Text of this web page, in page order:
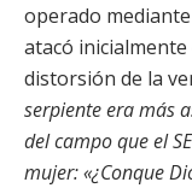
operado
atacó
distorsión de la
serpiente era más
del campo que el
mujer: «¿Conque